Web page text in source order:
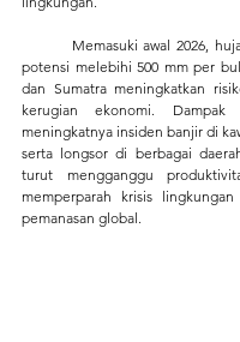
potensi melebihi 500 mm per
dan Sumatra meningkatkan
kerugian ekonomi.
meningkatnya insiden banjir di
serta longsor di berbagai
turut mengganggu
memperparah krisis
pemanasan global.